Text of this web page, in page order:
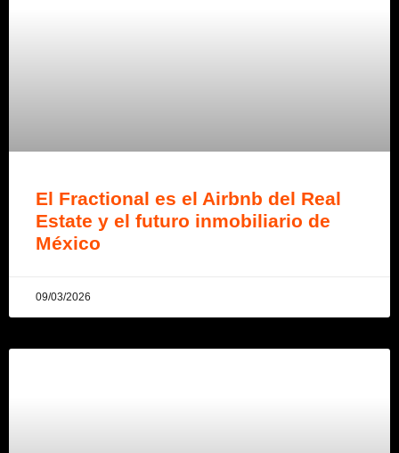
El Fractional es el Airbnb del Real
Estate y el futuro inmobiliario de
México
09/03/2026